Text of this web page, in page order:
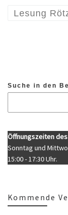
Lesung
Suche in den
Öffnungszeiten
Sonntag und
15:00 - 17:30 Uhr.
Kommende